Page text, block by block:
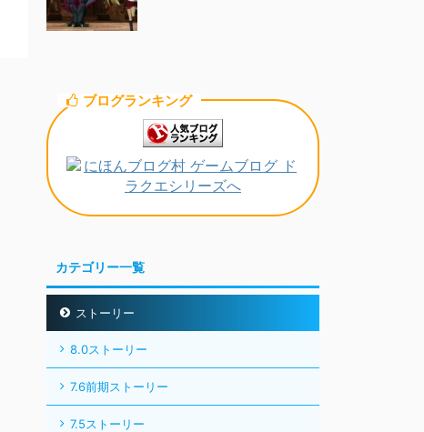
ブログランキング
カテゴリー一覧
ストーリー
8.0ストーリー
7.6前期ストーリー
7.5ストーリー